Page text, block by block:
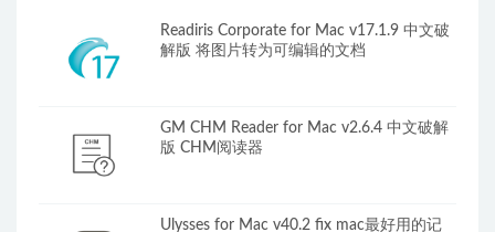
Readiris Corporate for Mac v17.1.9 中文破
解版 将图片转为可编辑的文档
GM CHM Reader for Mac v2.6.4 中文破解
版 CHM阅读器
Ulysses for Mac v40.2 fix mac最好用的记